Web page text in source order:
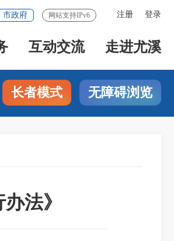
注册 登录
市政府 网站支持IPv6
互动交流 走进尤溪
长者模式 无障碍浏览
法》